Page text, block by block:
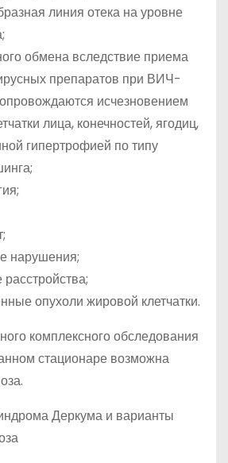
линия отека на уровне
обмена вследствие приема
препаратов при ВИЧ-
исчезновением
лица, конечностей, ягодиц,
гипертрофией по типу
нарушения;
расстройства;
опухоли жировой клетчатки.
комплексного обследования
стационаре возможна